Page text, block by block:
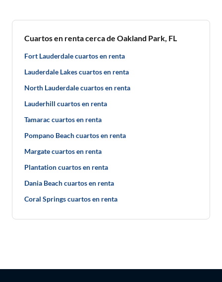
Cuartos en renta cerca de Oakland Park, FL
Fort Lauderdale cuartos en renta
Lauderdale Lakes cuartos en renta
North Lauderdale cuartos en renta
Lauderhill cuartos en renta
Tamarac cuartos en renta
Pompano Beach cuartos en renta
Margate cuartos en renta
Plantation cuartos en renta
Dania Beach cuartos en renta
Coral Springs cuartos en renta